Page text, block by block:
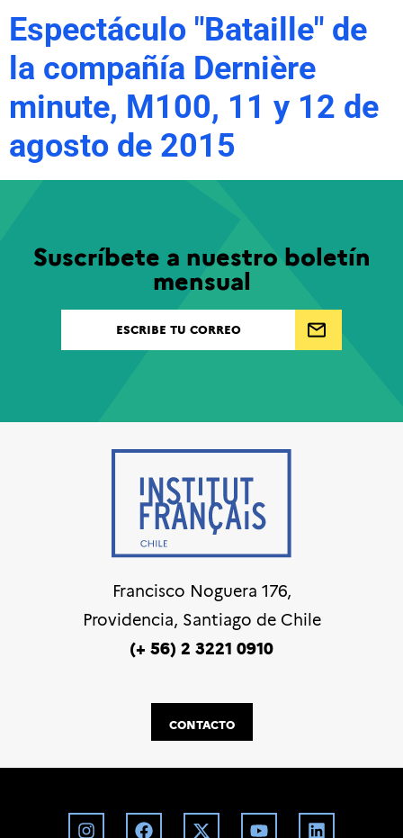
Espectáculo "Bataille" de
la compañía Dernière
minute, M100, 11 y 12 de
agosto de 2015
Suscríbete a nuestro boletín
mensual
Francisco Noguera 176,
Providencia, Santiago de Chile
(+ 56) 2 3221 0910
CONTACTO